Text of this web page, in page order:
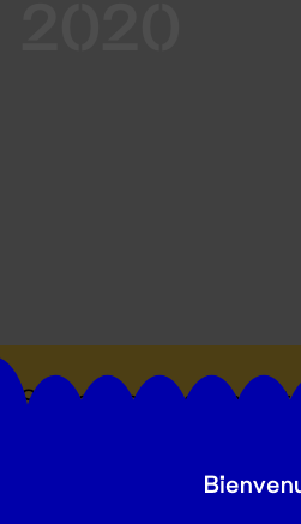
Suivez toutes les